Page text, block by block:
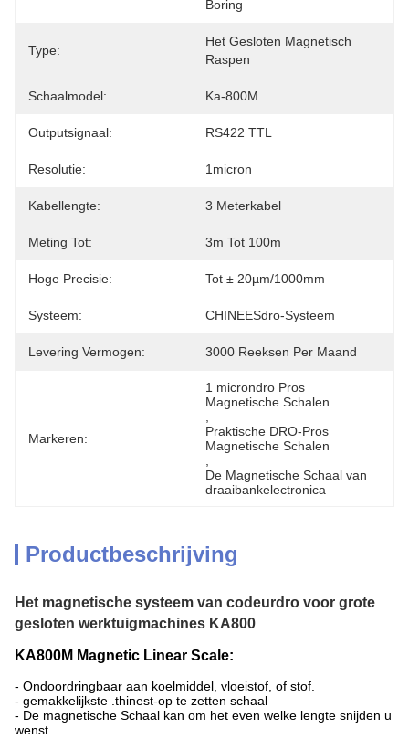
Boring
Type:
Het Gesloten Magnetisch
Raspen
Schaalmodel: Ka-800M
Outputsignaal: RS422 TTL
Resolutie: 1micron
Kabellengte: 3 Meterkabel
Meting Tot: 3m Tot 100m
Hoge Precisie: Tot ± 20µm/1000mm
Systeem: CHINEESdro-Systeem
Levering Vermogen: 3000 Reeksen Per Maand
Markeren:
1 microndro Pros
Magnetische Schalen
Praktische DRO-Pros
Magnetische Schalen
De Magnetische Schaal van
draaibankelectronica
Productbeschrijving
Het magnetische systeem van codeurdro voor grote
gesloten werktuigmachines KA800
KA800M Magnetic Linear Scale:
- Ondoordringbaar aan koelmiddel, vloeistof, of stof.
- gemakkelijkste .thinest-op te zetten schaal
- De magnetische Schaal kan om het even welke lengte snijden u
wenst